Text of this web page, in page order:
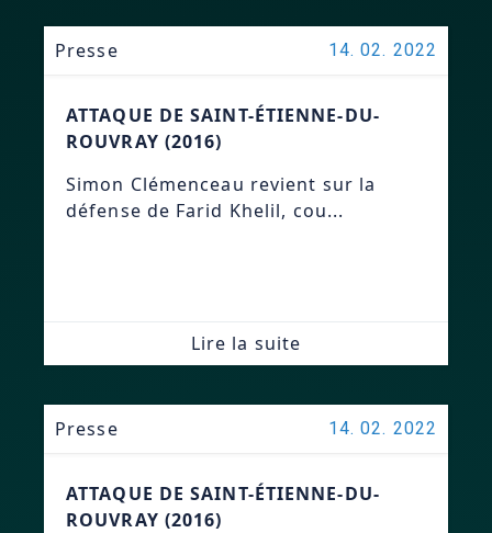
Presse 14. 02. 2022
ATTAQUE DE SAINT-ÉTIENNE-DU-
ROUVRAY (2016)
Simon Clémenceau revient sur la
défense de Farid Khelil, cou...
Lire la suite
Presse 14. 02. 2022
ATTAQUE DE SAINT-ÉTIENNE-DU-
ROUVRAY (2016)